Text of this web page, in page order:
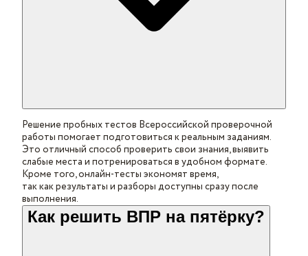
Решение пробных тестов Всероссийской проверочной
работы помогает подготовиться к реальным заданиям.
Это отличный способ проверить свои знания, выявить
слабые места и потренироваться в удобном формате.
Кроме того, онлайн-тесты экономят время,
так как результаты и разборы доступны сразу после
выполнения.
Как решить ВПР на пятёрку?